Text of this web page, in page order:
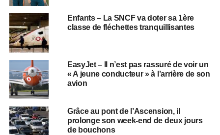
Enfants – La SNCF va doter sa 1ère
classe de fléchettes tranquillisantes
EasyJet – Il n’est pas rassuré de voir un
« A jeune conducteur » à l’arrière de son
avion
Grâce au pont de l’Ascension, il
prolonge son week-end de deux jours
de bouchons